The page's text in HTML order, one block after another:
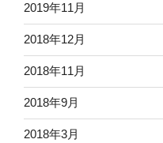
2019年11月
2018年12月
2018年11月
2018年9月
2018年3月